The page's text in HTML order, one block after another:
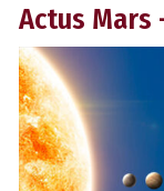
Actus Mars